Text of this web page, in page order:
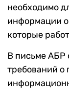
необходимо
информации
которые
В письме АБР
требований о